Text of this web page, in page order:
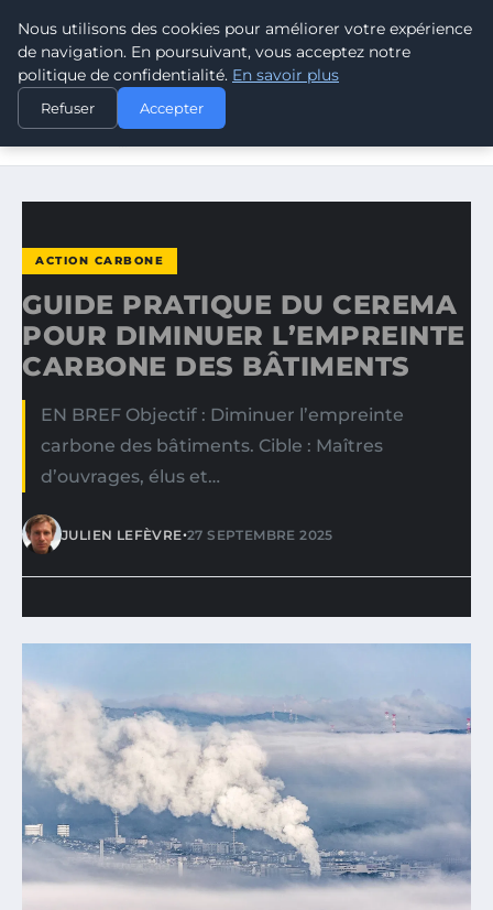
CLIMATE RESPONSE BLOG
ACCUEIL
ACTION CARBONE
GUIDE PRATIQUE DU CEREMA POUR DIMINUER
ACTION CARBONE
GUIDE PRATIQUE DU CEREMA
POUR DIMINUER L’EMPREINTE
CARBONE DES BÂTIMENTS
EN BREF Objectif : Diminuer l’empreinte
carbone des bâtiments. Cible : Maîtres
d’ouvrages, élus et…
JULIEN LEFÈVRE•27 SEPTEMBRE 2025
Nous utilisons des cookies pour améliorer votre expérience
de navigation. En poursuivant, vous acceptez notre
politique de confidentialité. En savoir plus
Refuser Accepter